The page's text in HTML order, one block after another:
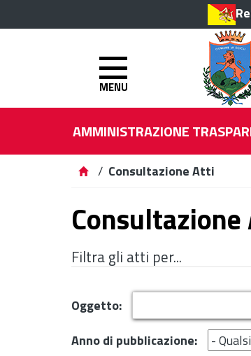
MENU
AMMINISTRAZIONE
/ Consultazione Atti
Filtra gli atti per...
Oggetto:
Anno di pubblicazione: